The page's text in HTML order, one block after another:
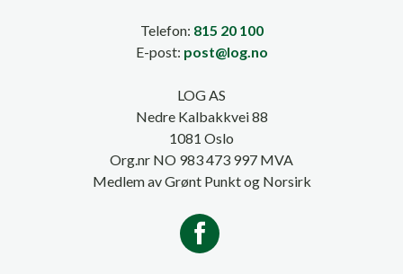
Telefon: 815 20 100
E-post: post@log.no
LOG AS
Nedre Kalbakkvei 88
1081 Oslo
Org.nr NO 983 473 997 MVA
Medlem av Grønt Punkt og Norsirk